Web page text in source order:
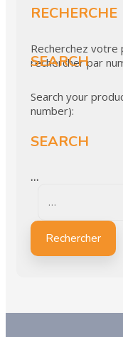
RECHERCHE
Recherchez
rechercher par
SEARCH
Search your
number):
SEARCH
…
Rechercher